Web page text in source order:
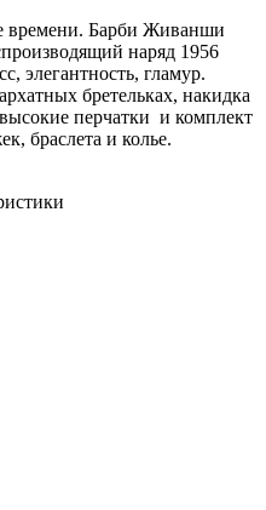
времени. Барби Живанши
наряд 1956
элегантность, гламур.
бретельках, накидка
перчатки и комплект
браслета и колье.